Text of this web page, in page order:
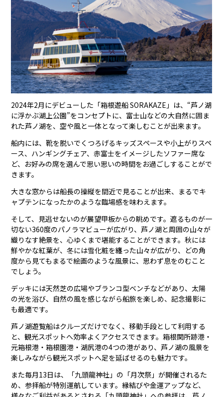
2024年2月にデビューした「箱根遊船 SORAKAZE」は、“芦ノ湖
に浮かぶ湖上公園”をコンセプトに、富士山などの大自然に囲ま
れた芦ノ湖を、空や風と一体となって楽しむことが出来ます。
船内には、靴を脱いでくつろげるキッズスペースや小上がりスペ
ース、ハンギングチェア、赤富士をイメージしたソファー席な
ど、お好みの席を選んで思い思いの時間をお過ごしすることがで
きます。
大きな窓からは船長の操縦を間近で見ることが出来、まるでキ
ャプテンになったかのような臨場感を味わえます。
そして、見逃せないのが展望甲板からの眺めです。遮るものが一
切ない360度のパノラマビューが広がり、芦ノ湖と周囲の山々が
織りなす絶景を、心ゆくまで堪能することができます。秋には
鮮やかな紅葉が、冬には雪化粧を纏った山々が広がり、どの角
度から見てもまるで絵画のような風景に、思わず息をのむこと
でしょう。
デッキには天然芝の広場やブランコ型ベンチなどがあり、太陽
の光を浴び、自然の風を感じながら船旅を楽しめ、記念撮影に
も最適です。
芦ノ湖遊覧船はクルーズだけでなく、移動手段として利用する
と、観光スポットへ効率よくアクセスできます。箱根関所跡港・
元箱根港・箱根園港・湖尻港の4つの港があり、芦ノ湖の風景を
楽しみながら観光スポットへ足を延ばせるのも魅力です。
また毎月13日は、「九頭龍神社」の「月次祭」が開催されるた
め、参拝船が特別運航しています。縁結びや金運アップなど、